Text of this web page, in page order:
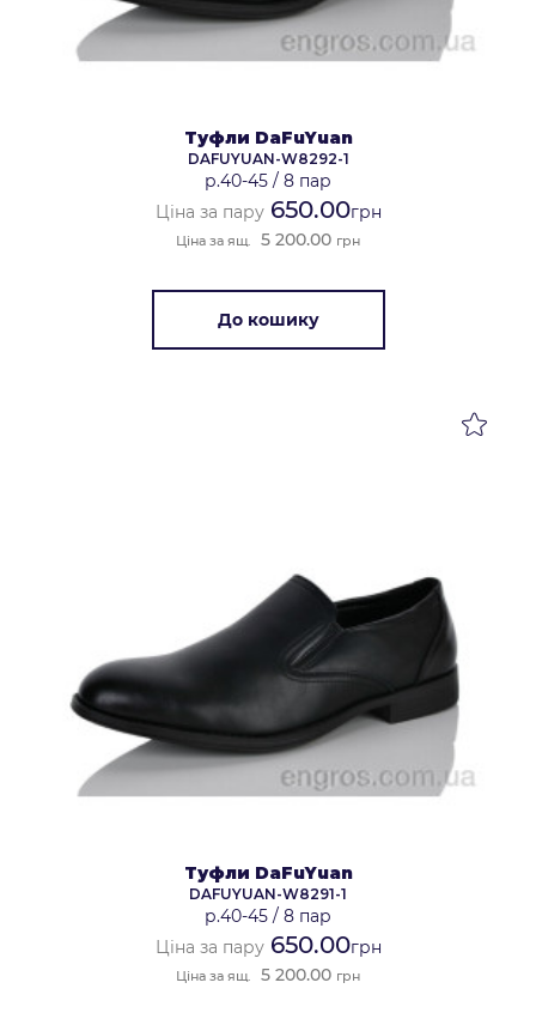
Туфли DaFuYuan
DAFUYUAN-W8292-1
р.40-45 / 8 пар
Ціна за пару650.00грн
Ціна за ящ. 5 200.00 грн
До кошику
Туфли DaFuYuan
DAFUYUAN-W8291-1
р.40-45 / 8 пар
Ціна за пару650.00грн
Ціна за ящ. 5 200.00 грн